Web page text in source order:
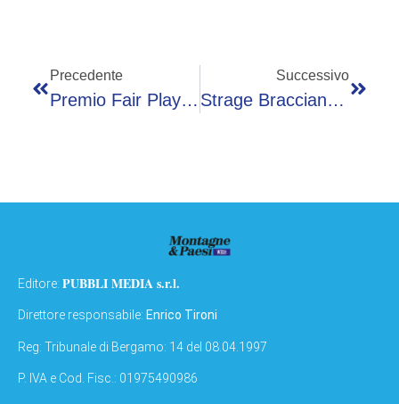
Precedente
Premio Fair Play Menarini: Duplantis, Paltrinieri E Zola Tra I Vincitori Dell’edizione 2026
Successivo
Strage Braccianti, Interrogatorio Convalida Fermo: Indagati Non Rispondono Al Gip
Editore: PUBBLI MEDIA s.r.l.
Direttore responsabile: Enrico Tironi
Reg: Tribunale di Bergamo: 14 del 08.04.1997
P. IVA e Cod. Fisc.: 01975490986